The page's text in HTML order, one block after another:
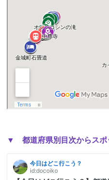
▼ 都道府県別目次からスポ